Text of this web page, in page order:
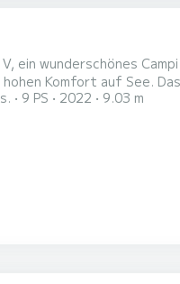
V, ein wunderschönes
mit allem Komfort und eine Kapazität von 2
9 Metern wird es Ihr
9 PS 2022 9.03 m